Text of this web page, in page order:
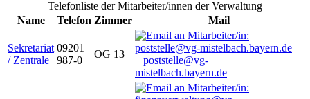
Telefonliste der Mitarbeiter/innen der Verwaltung
Name
Telefon Zimmer Mail
Sekretariat
/ Zentrale
09201
987-0
OG 13
poststelle@vg-
mistelbach.bayern.de